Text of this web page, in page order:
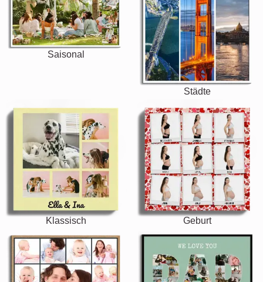
Saisonal
Städte
Klassisch Geburt